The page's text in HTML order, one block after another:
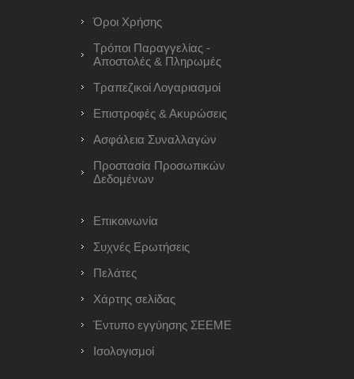
Όροι Χρήσης
Τρόποι Παραγγελίας -
Αποστολές & Πληρωμές
Τραπεζικοί Λογαριασμοί
Επιστροφές & Ακυρώσεις
Ασφάλεια Συναλλαγών
Προστασία Προσωπικών
Δεδομένων
Επικοινωνία
Συχνές Ερωτήσεις
Πελάτες
Χάρτης σελίδας
Έντυπο εγγύησης ΣΕΕΜΕ
Ισολογισμοί